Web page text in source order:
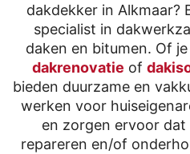
dakdekker in Alkmaar?
specialist in
daken en bitumen. Of
dakrenovatie of
bieden duurzame en
werken voor
en zorgen ervoor
repareren en/of